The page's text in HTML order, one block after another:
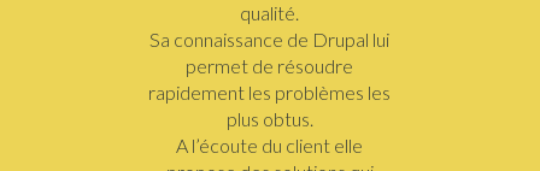
qualité.
Sa connaissance de Drupal lui
permet de résoudre
rapidement les problèmes les
plus obtus.
A l’écoute du client elle